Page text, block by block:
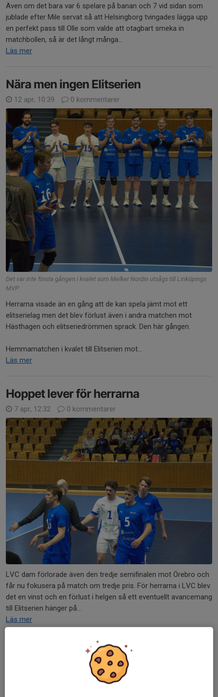
Även om det bara var 6 spelare på banan och 7 vid sidan som
jublade efter Mile servat så att Helsingborg tvingades lägga upp
en perfekt pass till Olle som valde att otagbart smeka in
matchbollen, så är det långt många...
Läs mer
Nära men ingen Elitserien
12 apr, 10:39 0 kommentarer
Det var inte första gången i kvalet som Melker Nordin utsågs till Linköpings
MVP.
Herrarna visade än en gång att de kan spela jämt mot ett
elitserielag men det blev förlust även i andra matchen mot
Hästhagen och elitseriedrömmen sprack. Den här gången.
Hemmamatchen i kvalet till Elitserien mot...
Läs mer
Hoppet lever för herrarna
7 apr, 12:32 0 kommentarer
LVC dam förlorade även den tredje semifinalen mot Örebro och
får nu fokusera på match om tredje pris. För herrarna i LVC blev
det en vinst och en förlust i helgen så ett eventuellt avancemang
till Elitserien hänger på...
Läs mer
Kniven mot strupen
0 kommentarer